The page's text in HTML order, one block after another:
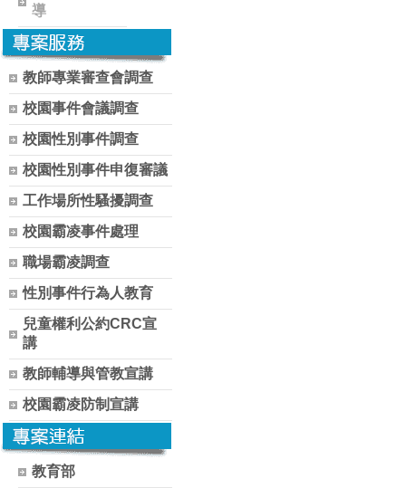
導
教師專業審查會調查
校園事件會議調查
校園性別事件調查
校園性別事件申復審議
工作場所性騷擾調查
校園霸凌事件處理
職場霸凌調查
性別事件行為人教育
兒童權利公約CRC宣
講
教師輔導與管教宣講
校園霸凌防制宣講
教育部